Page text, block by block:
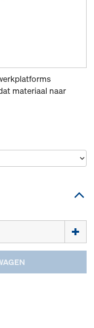
materiaal naar